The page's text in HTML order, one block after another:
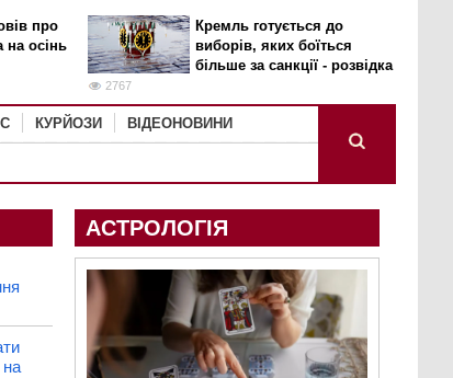
про
на осінь
Кремль готується до
виборів, яких боїться
більше за санкції - розвідка
2767
КУРЙОЗИ ВІДЕОНОВИНИ
АСТРОЛОГІЯ